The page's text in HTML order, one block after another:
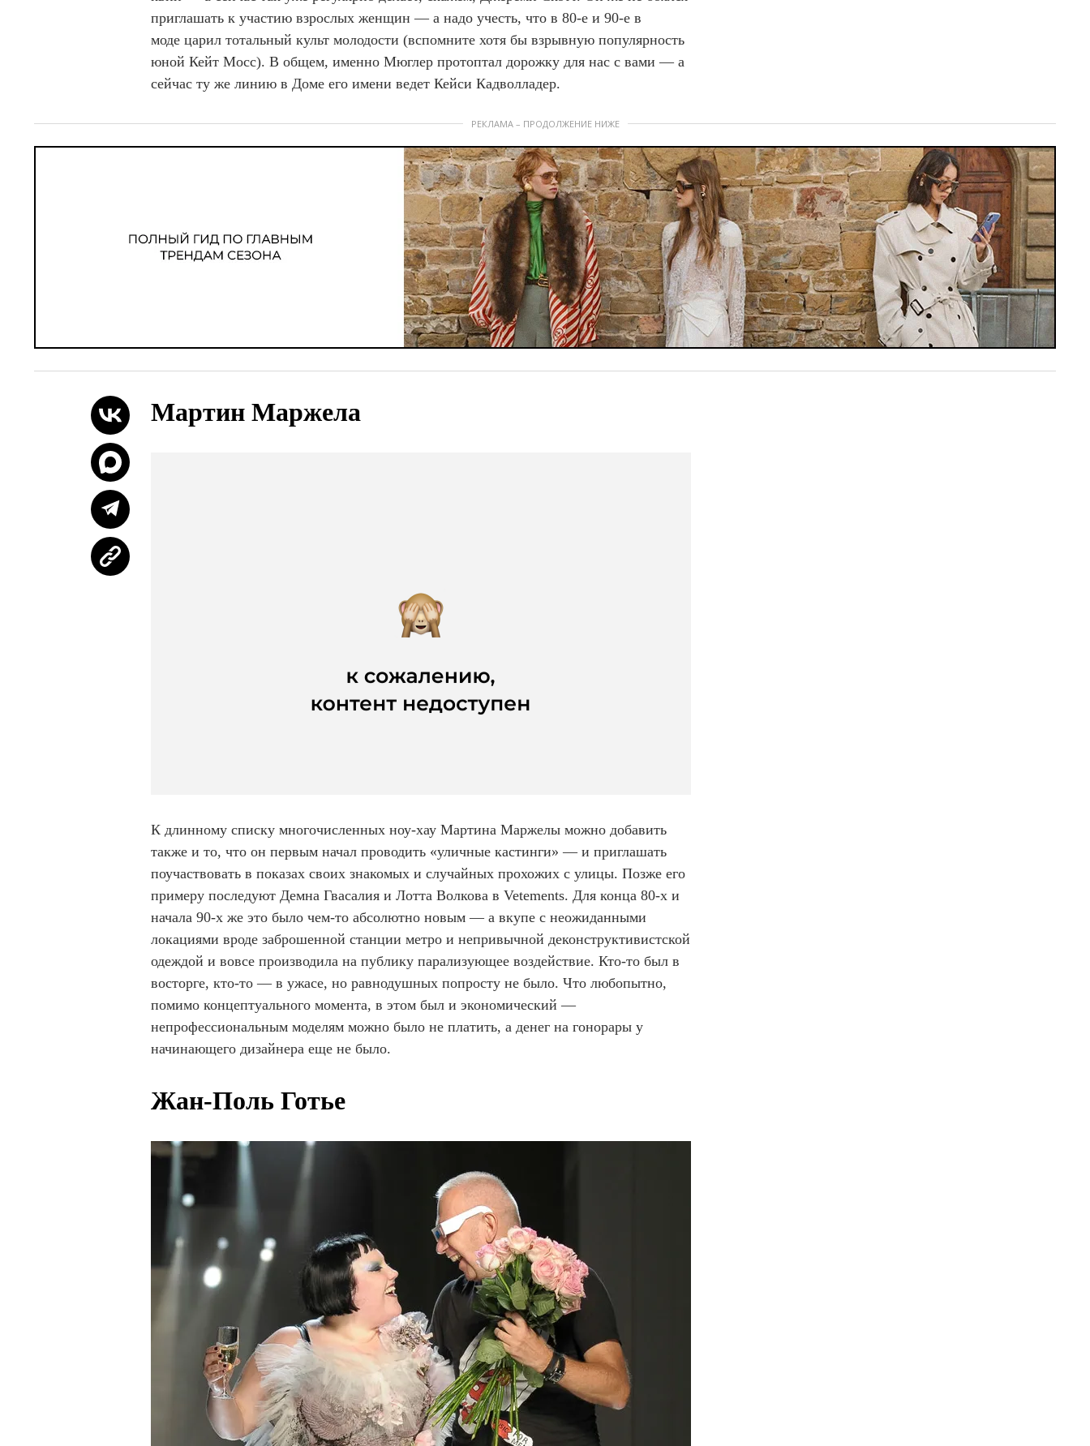
приглашать к участию взрослых женщин — а надо учесть, что в 80-е и 90-е в
моде царил тотальный культ молодости (вспомните хотя бы взрывную популярность
юной Кейт Мосс). В общем, именно Мюглер протоптал дорожку для нас с вами — а
сейчас ту же линию в Доме его имени ведет Кейси Кадволладер.
РЕКЛАМА – ПРОДОЛЖЕНИЕ НИЖЕ
Мартин Маржела
К длинному списку многочисленных ноу-хау Мартина Маржелы можно добавить
также и то, что он первым начал проводить «уличные кастинги» — и приглашать
поучаствовать в показах своих знакомых и случайных прохожих с улицы. Позже его
примеру последуют Демна Гвасалия и Лотта Волкова в Vetements. Для конца 80-х и
начала 90-х же это было чем-то абсолютно новым — а вкупе с неожиданными
локациями вроде заброшенной станции метро и непривычной деконструктивистской
одеждой и вовсе производила на публику парализующее воздействие. Кто-то был в
восторге, кто-то — в ужасе, но равнодушных попросту не было. Что любопытно,
помимо концептуального момента, в этом был и экономический —
непрофессиональным моделям можно было не платить, а денег на гонорары у
начинающего дизайнера еще не было.
Жан-Поль Готье